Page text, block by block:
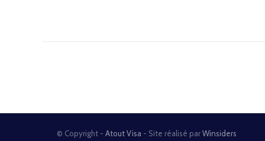
content/uploads/2019/11/atout-
© Copyright - Atout Visa - Site réalisé parWinsiders